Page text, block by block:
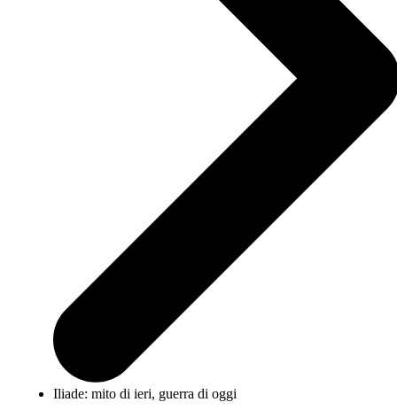
Iliade: mito di ieri, guerra di oggi